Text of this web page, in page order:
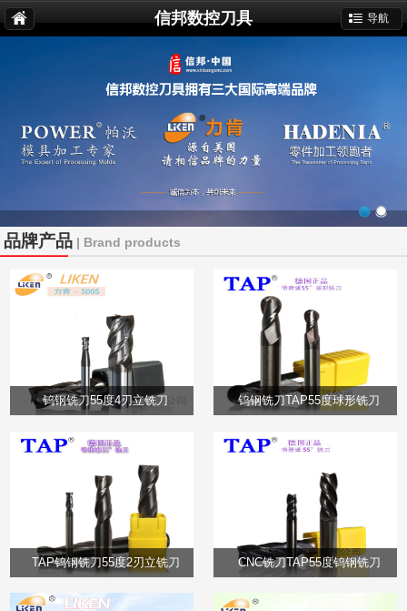
信邦数控刀具 导航
品牌产品 | Brand products
钨钢铣刀55度4刃立铣刀 钨钢铣刀TAP55度球形铣刀
TAP钨钢铣刀55度2刃立铣刀 CNC铣刀TAP55度钨钢铣刀